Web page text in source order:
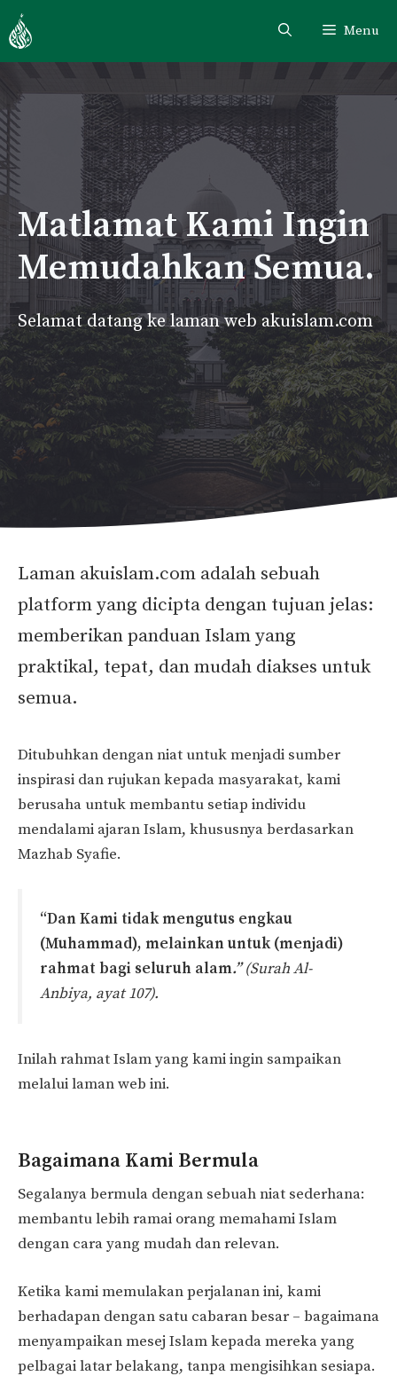
Skip
to
content
Menu
Matlamat Kami Ingin
Memudahkan Semua.
Selamat datang ke laman web akuislam.com
Laman akuislam.com adalah sebuah
platform yang dicipta dengan tujuan jelas:
memberikan panduan Islam yang
praktikal, tepat, dan mudah diakses untuk
semua.
Ditubuhkan dengan niat untuk menjadi sumber
inspirasi dan rujukan kepada masyarakat, kami
berusaha untuk membantu setiap individu
mendalami ajaran Islam, khususnya berdasarkan
Mazhab Syafie.
“Dan Kami tidak mengutus engkau
(Muhammad), melainkan untuk (menjadi)
rahmat bagi seluruh alam.”(Surah Al-
Anbiya, ayat 107).
Inilah rahmat Islam yang kami ingin sampaikan
melalui laman web ini.
Bagaimana Kami Bermula
Segalanya bermula dengan sebuah niat sederhana:
membantu lebih ramai orang memahami Islam
dengan cara yang mudah dan relevan.
Ketika kami memulakan perjalanan ini, kami
berhadapan dengan satu cabaran besar – bagaimana
menyampaikan mesej Islam kepada mereka yang
pelbagai latar belakang, tanpa mengisihkan sesiapa.